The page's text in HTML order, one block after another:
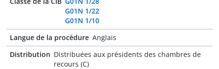
G01N 1/22
G01N 1/10
Langue de la procédure Anglais
Distribution Distribuées aux présidents des chambres de
recours (C)